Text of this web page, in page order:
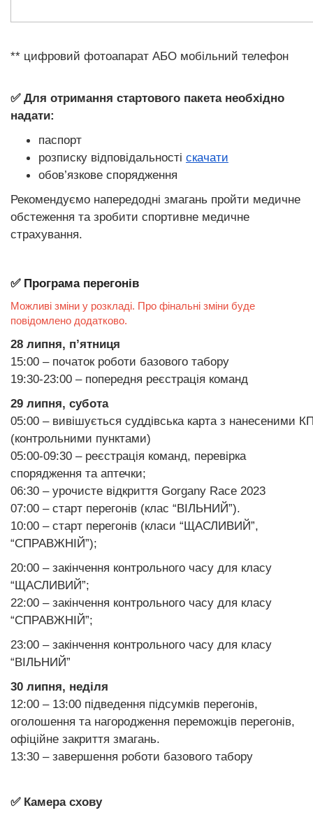
​​​​​​​** цифровий фотоапарат АБО мобільний телефон
✅ Для отримання стартового пакета необхідно
надати:
паспорт
розписку відповідальності скачати
обов’язкове спорядження
Рекомендуємо напередодні змагань пройти медичне
обстеження та зробити спортивне медичне
страхування.
✅ Програма перегонів
Можливі зміни у розкладі. Про фінальні зміни буде
повідомлено додатково.
28 липня, п’ятниця
15:00 – початок роботи базового табору
19:30-23:00 – попередня реєстрація команд
29 липня, субота
05:00 – вивішується суддівська карта з нанесеними
(контрольними пунктами)
05:00-09:30 – реєстрація команд, перевірка
спорядження та аптечки;
06:30 – урочисте відкриття Gorgany Race 2023
07:00 – старт перегонів (клас “ВІЛЬНИЙ”).
10:00 – старт перегонів (класи “ЩАСЛИВИЙ”,
“СПРАВЖНІЙ”);
20:00 – закінчення контрольного часу для класу
“ЩАСЛИВИЙ”;
22:00 – закінчення контрольного часу для класу
“СПРАВЖНІЙ”;
23:00 – закінчення контрольного часу для класу
“ВІЛЬНИЙ”
30 липня, неділя
12:00 – 13:00 підведення підсумків перегонів,
оголошення та нагородження переможців перегонів,
офіційне закриття змагань.
13:30 – завершення роботи базового табору
✅ Камера схову